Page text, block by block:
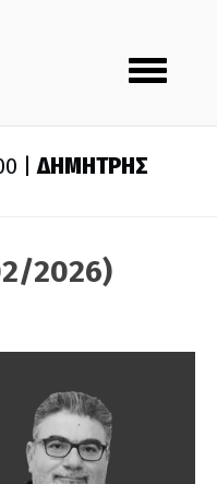
Toggle
navigation
|ΔΗΜΗΤΡΗΣ
2026)